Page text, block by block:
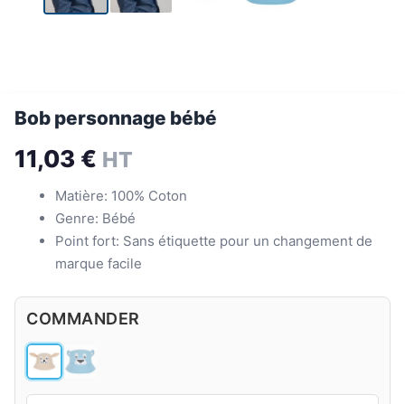
Bob personnage bébé
11,03 € HT
Matière: 100% Coton
Genre: Bébé
Point fort: Sans étiquette pour un changement de
marque facile
COMMANDER